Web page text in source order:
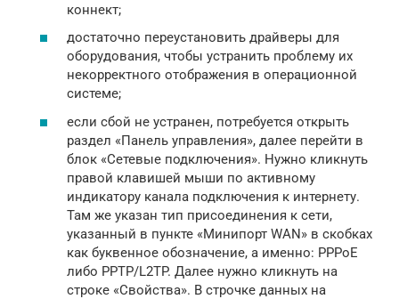
коннект;
достаточно переустановить драйверы для
оборудования, чтобы устранить проблему их
некорректного отображения в операционной
системе;
если сбой не устранен, потребуется открыть
раздел «Панель управления», далее перейти в
блок «Сетевые подключения». Нужно кликнуть
правой клавишей мыши по активному
индикатору канала подключения к интернету.
Там же указан тип присоединения к сети,
указанный в пункте «Минипорт WAN» в скобках
как буквенное обозначение, а именно: PPPoE
либо PPTP/L2TP. Далее нужно кликнуть на
строке «Свойства». В строчке данных на